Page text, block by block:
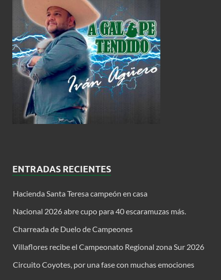
ENTRADAS RECIENTES
Hacienda Santa Teresa campeón en casa
Nacional 2026 abre cupo para 40 escaramuzas más.
Charreada de Duelo de Campeones
Villaflores recibe el Campeonato Regional zona Sur 2026
Circuito Coyotes, por una fase con muchas emociones